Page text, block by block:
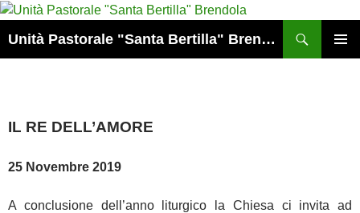
Vai
contenuto
Unità Pastorale "Santa Bertilla" Brendola
IL RE DELL’AMORE
25 Novembre 2019
A conclusione dell’anno liturgico la Chiesa ci invita ad